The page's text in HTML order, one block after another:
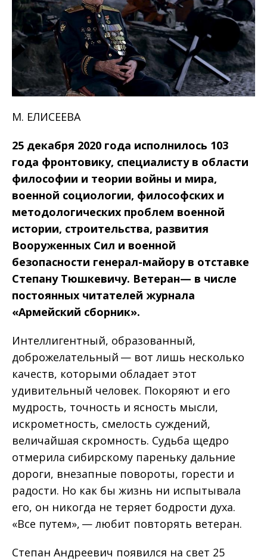
М. ЕЛИСЕЕВА
25 декабря 2020 года исполнилось 103
года фронтовику, специалисту в области
философии и теории войны и мира,
военной социологии, философских и
методологических проблем военной
истории, строительства, развития
Вооруженных Сил и военной
безопасности генерал-майору в отставке
Степану Тюшкевичу. Ветеран— в числе
постоянных читателей журнала
«Армейский сборник».
Интеллигентный, образованный,
доброжелательный — вот лишь несколько
качеств, которыми обладает этот
удивительный человек. Покоряют и его
мудрость, точность и ясность мысли,
искрометность, смелость суждений,
величайшая скромность. Судьба щедро
отмерила сибирскому пареньку дальние
дороги, внезапные повороты, горести и
радости. Но как бы жизнь ни испытывала
его, он никогда не теряет бодрости духа.
«Все путем», — любит повторять ветеран.
Степан Андреевич появился на свет 25